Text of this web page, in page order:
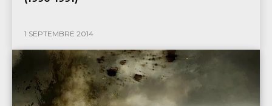
1 SEPTEMBRE 2014